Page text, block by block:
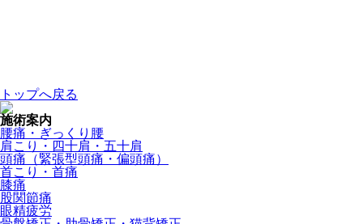
トップへ戻る
施術案内
腰痛・ぎっくり腰
肩こり・四十肩・五十肩
頭痛（緊張型頭痛・偏頭痛）
首こり・首痛
膝痛
股関節痛
眼精疲労